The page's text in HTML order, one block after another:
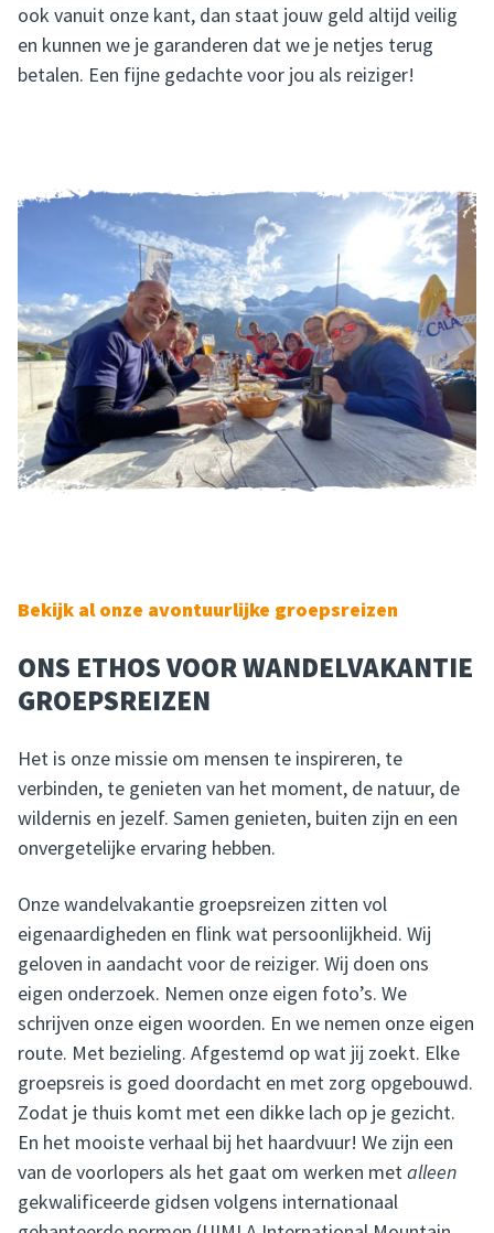
ook vanuit onze kant, dan staat jouw geld altijd veilig
en kunnen we je garanderen dat we je netjes terug
betalen. Een fijne gedachte voor jou als reiziger!
Bekijk al onze avontuurlijke groepsreizen
ONS ETHOS VOOR WANDELVAKANTIE
GROEPSREIZEN
Het is onze missie om mensen te inspireren, te
verbinden, te genieten van het moment, de natuur, de
wildernis en jezelf. Samen genieten, buiten zijn en een
onvergetelijke ervaring hebben.
Onze wandelvakantie groepsreizen zitten vol
eigenaardigheden en flink wat persoonlijkheid. Wij
geloven in aandacht voor de reiziger. Wij doen ons
eigen onderzoek. Nemen onze eigen foto’s. We
schrijven onze eigen woorden. En we nemen onze eigen
route. Met bezieling. Afgestemd op wat jij zoekt. Elke
groepsreis is goed doordacht en met zorg opgebouwd.
Zodat je thuis komt met een dikke lach op je gezicht.
En het mooiste verhaal bij het haardvuur! We zijn een
van de voorlopers als het gaat om werken metalleen
gekwalificeerde gidsen volgens internationaal